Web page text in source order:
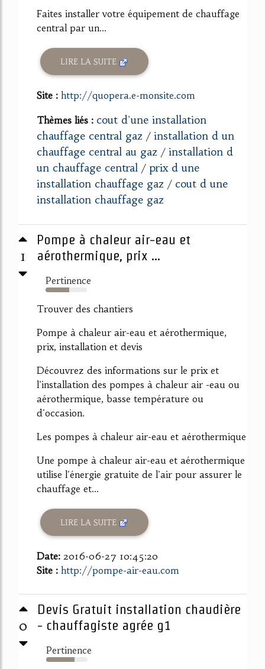
Faites installer votre équipement de chauffage
central par un...
LIRE LA SUITE
Site : http://quopera.e-monsite.com
Thèmes liés : cout d'une installation
chauffage central gaz / installation d un
chauffage central au gaz / installation d
un chauffage central / prix d une
installation chauffage gaz / cout d une
installation chauffage gaz
1
Pompe à chaleur air-eau et
aérothermique, prix ...
Pertinence
57%
Trouver des chantiers
Pompe à chaleur air-eau et aérothermique,
prix, installation et devis
Découvrez des informations sur le prix et
l'installation des pompes à chaleur air -eau ou
aérothermique, basse température ou
d'occasion.
Les pompes à chaleur air-eau et aérothermique
Une pompe à chaleur air-eau et aérothermique
utilise l'énergie gratuite de l'air pour assurer le
chauffage et...
LIRE LA SUITE
Date: 2016-06-27 10:45:20
Site : http://pompe-air-eau.com
0
Devis Gratuit installation chaudière
- chauffagiste agrée g1
Pertinence
68%